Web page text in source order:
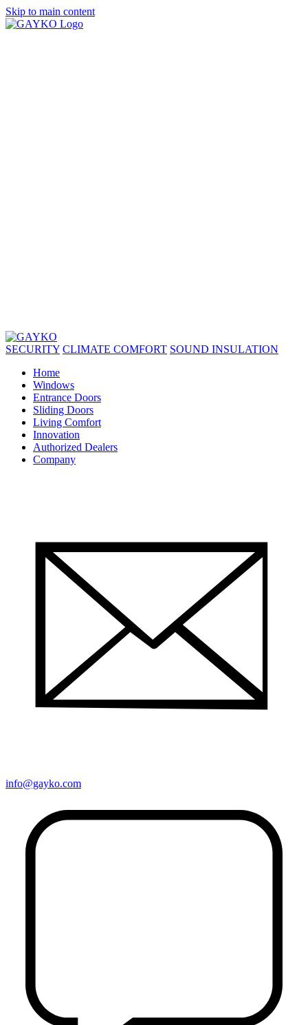
Skip to main content
SECURITY CLIMATE COMFORT SOUND INSULATION
Home
Windows
Entrance Doors
Sliding Doors
Living Comfort
Innovation
Authorized Dealers
Company
info@gayko.com